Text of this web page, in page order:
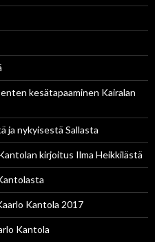
kesätapaaminen Kairalan
ja nykyisestä Sallasta
kirjoitus Ilma Heikkilästä
Kantola 2017
Kantola